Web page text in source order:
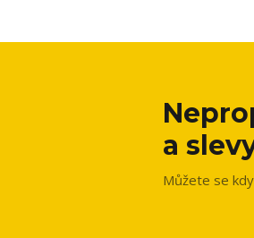
a
Můžete se